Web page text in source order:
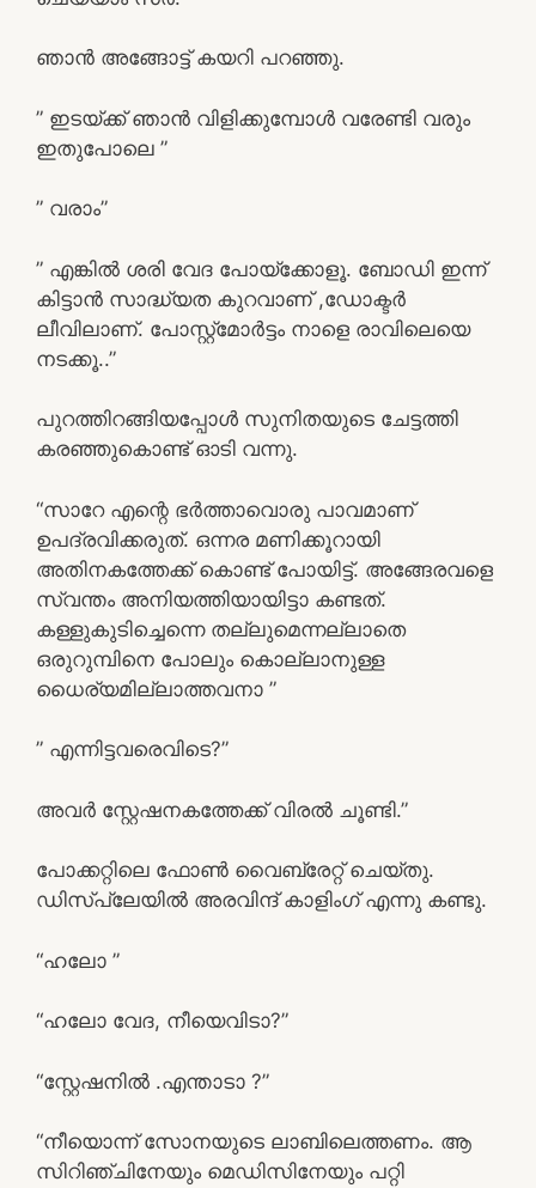
ഞാൻ അങ്ങോട്ട് കയറി പറഞ്ഞു.
” ഇടയ്ക്ക് ഞാൻ വിളിക്കുമ്പോൾ വരേണ്ടി വരും
ഇതുപോലെ ”
” വരാം”
” എങ്കിൽ ശരി വേദ പോയ്ക്കോളൂ. ബോഡി ഇന്ന്
കിട്ടാൻ സാദ്ധ്യത കുറവാണ് ,ഡോക്ടർ
ലീവിലാണ്. പോസ്റ്റ്മോർട്ടം നാളെ രാവിലെയെ
നടക്കൂ..”
പുറത്തിറങ്ങിയപ്പോൾ സുനിതയുടെ ചേട്ടത്തി
കരഞ്ഞുകൊണ്ട് ഓടി വന്നു.
“സാറേ എന്റെ ഭർത്താവൊരു പാവമാണ്
ഉപദ്രവിക്കരുത്. ഒന്നര മണിക്കൂറായി
അതിനകത്തേക്ക് കൊണ്ട് പോയിട്ട്. അങ്ങേരവളെ
സ്വന്തം അനിയത്തിയായിട്ടാ കണ്ടത്.
കള്ളുകുടിച്ചെന്നെ തല്ലുമെന്നല്ലാതെ
ഒരുറുമ്പിനെ പോലും കൊല്ലാനുള്ള
ധൈര്യമില്ലാത്തവനാ ”
” എന്നിട്ടവരെവിടെ?”
അവർ സ്റ്റേഷനകത്തേക്ക് വിരൽ ചൂണ്ടി.”
പോക്കറ്റിലെ ഫോൺ വൈബ്രേറ്റ് ചെയ്തു.
ഡിസ്പ്ലേയിൽ അരവിന്ദ് കാളിംഗ് എന്നു കണ്ടു.
“ഹലോ ”
“ഹലോ വേദ, നീയെവിടാ?”
“സ്റ്റേഷനിൽ .എന്താടാ ?”
“നീയൊന്ന് സോനയുടെ ലാബിലെത്തണം. ആ
സിറിഞ്ചിനേയും മെഡിസിനേയും പറ്റി